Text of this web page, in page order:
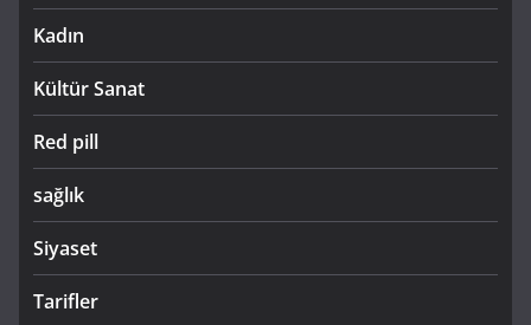
Kadın
Kültür Sanat
Red pill
sağlık
Siyaset
Tarifler